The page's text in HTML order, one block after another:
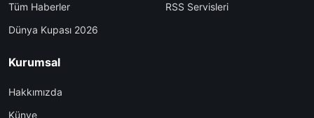
Tüm Haberler
Dünya Kupası 2026
RSS Servisleri
Kurumsal
Hakkımızda
Künye